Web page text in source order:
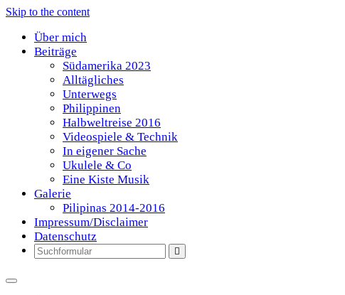
Skip to the content
Über mich
Beiträge
Südamerika 2023
Alltägliches
Unterwegs
Philippinen
Halbweltreise 2016
Videospiele & Technik
In eigener Sache
Ukulele & Co
Eine Kiste Musik
Galerie
Pilipinas 2014-2016
Impressum/Disclaimer
Datenschutz
Search